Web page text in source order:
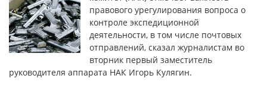
правового урегулирования вопроса о
контроле экспедиционной
деятельности, в том числе почтовых
отправлений, сказал журналистам во
вторник первый заместитель
руководителя аппарата НАК Игорь Кулягин.